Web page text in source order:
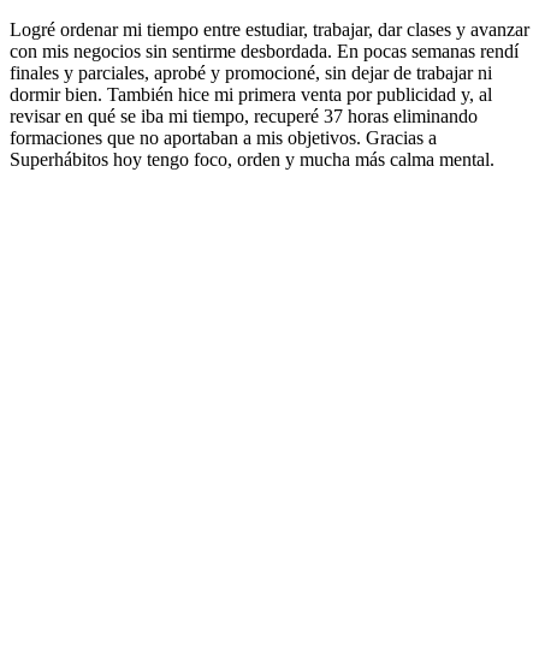
Logré ordenar mi tiempo entre estudiar, trabajar, dar clases y avanzar
con mis negocios sin sentirme desbordada. En pocas semanas rendí
finales y parciales, aprobé y promocioné, sin dejar de trabajar ni
dormir bien. También hice mi primera venta por publicidad y, al
revisar en qué se iba mi tiempo, recuperé 37 horas eliminando
formaciones que no aportaban a mis objetivos. Gracias a
Superhábitos hoy tengo foco, orden y mucha más calma mental.